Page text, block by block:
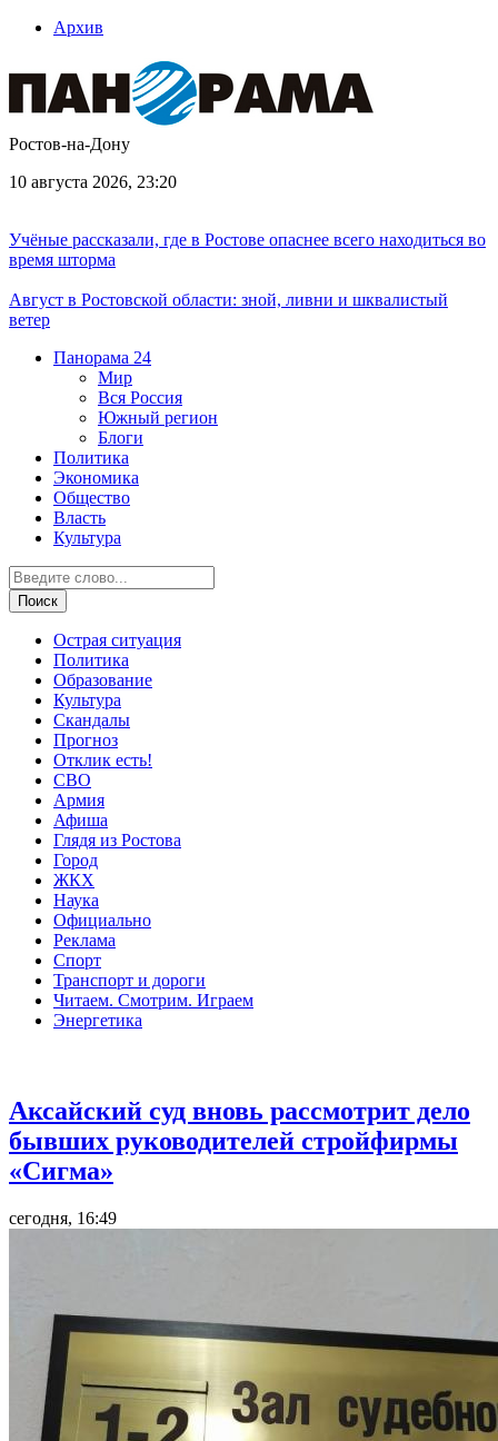
Архив
Ростов-на-Дону
10 августа 2026, 23:20
Учёные рассказали, где в Ростове опаснее всего находиться во
время шторма
Август в Ростовской области: зной, ливни и шквалистый
ветер
Панорама 24
Мир
Вся Россия
Южный регион
Блоги
Политика
Экономика
Общество
Власть
Культура
Острая ситуация
Политика
Образование
Культура
Скандалы
Прогноз
Отклик есть!
СВО
Армия
Афиша
Глядя из Ростова
Город
ЖКХ
Наука
Официально
Реклама
Спорт
Транспорт и дороги
Читаем. Смотрим. Играем
Энергетика
Аксайский суд вновь рассмотрит дело
бывших руководителей стройфирмы
«Сигма»
сегодня, 16:49